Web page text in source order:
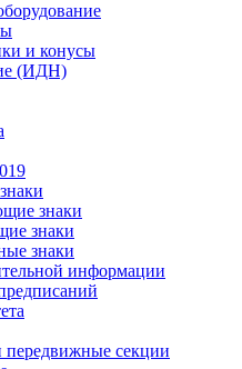
и конусы
(ИДН)
знаки
знаки
знаки
информации
секции